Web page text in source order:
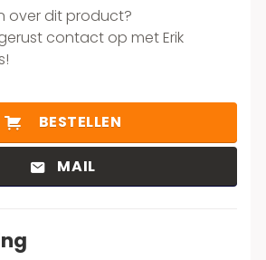
over dit product?
contact op met Erik
BESTELLEN
MAIL